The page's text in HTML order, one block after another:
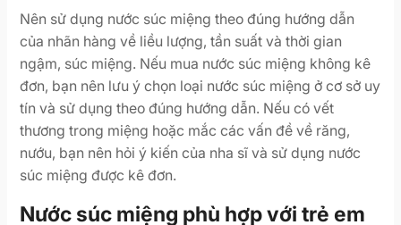
Nên sử dụng nước súc miệng theo đúng hướng dẫn
của nhãn hàng về liều lượng, tần suất và thời gian
ngậm, súc miệng. Nếu mua nước súc miệng không kê
đơn, bạn nên lưu ý chọn loại nước súc miệng ở cơ sở uy
tín và sử dụng theo đúng hướng dẫn. Nếu có vết
thương trong miệng hoặc mắc các vấn đề về răng,
nướu, bạn nên hỏi ý kiến của nha sĩ và sử dụng nước
súc miệng được kê đơn.
Nước súc miệng phù hợp với trẻ em